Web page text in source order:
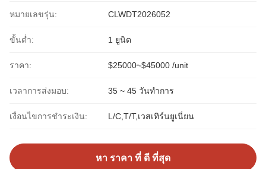
หมายเลขรุ่น: CLWDT2026052
ขั้นต่ำ: 1 ยูนิต
ราคา: $25000~$45000 /unit
เวลาการส่งมอบ: 35 ~ 45 วันทำการ
เงื่อนไขการชำระเงิน: L/C,T/T,เวสเทิร์นยูเนี่ยน
หา ราคา ที่ ดี ที่สุด